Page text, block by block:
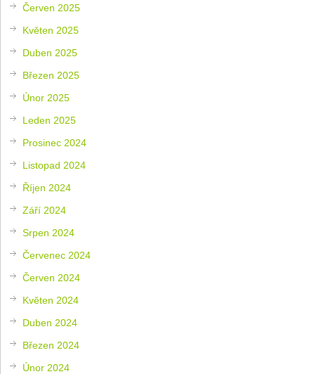
Červen 2025
Květen 2025
Duben 2025
Březen 2025
Únor 2025
Leden 2025
Prosinec 2024
Listopad 2024
Říjen 2024
Září 2024
Srpen 2024
Červenec 2024
Červen 2024
Květen 2024
Duben 2024
Březen 2024
Únor 2024